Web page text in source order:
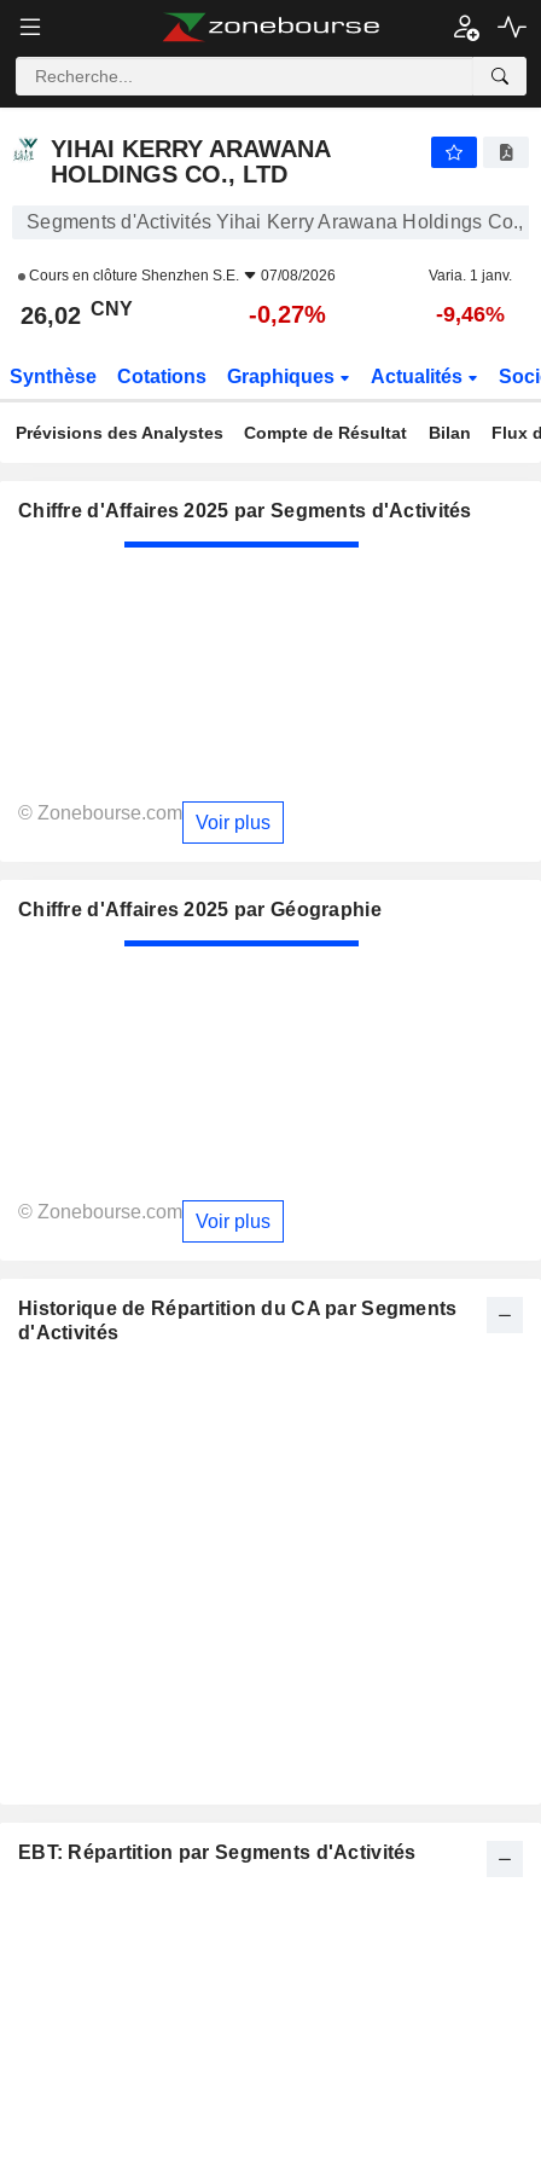
YIHAI KERRY ARAWANA
HOLDINGS CO., LTD
Segments d'Activités Yihai Kerry Arawana Holdings Co.,
Cours en clôture Shenzhen S.E. 07/08/2026 Varia. 1 janv.
26,02 CNY -0,27% -9,46%
Synthèse Cotations Graphiques Actualités
Prévisions des Analystes Compte de Résultat Bilan Flux
Chiffre d'Affaires 2025 par Segments d'Activités
© Zonebourse.com Voir plus
Chiffre d'Affaires 2025 par Géographie
© Zonebourse.com Voir plus
Historique de Répartition du CA par Segments
d'Activités
EBT: Répartition par Segments d'Activités